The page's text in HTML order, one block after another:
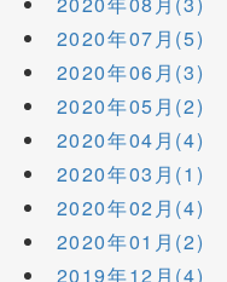
2020年07月(5)
2020年06月(3)
2020年05月(2)
2020年04月(4)
2020年03月(1)
2020年02月(4)
2020年01月(2)
2019年12月(4)